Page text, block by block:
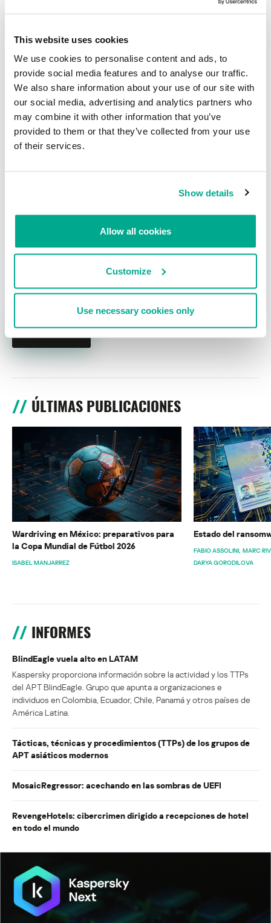
This website uses cookies
We use cookies to personalise content and ads, to
provide social media features and to analyse our traffic.
We also share information about your use of our site with
our social media, advertising and analytics partners who
may combine it with other information that you’ve
provided to them or that they’ve collected from your use
of their services.
Show details
Allow all cookies
Customize
Use necessary cookies only
SECURITY
Criminales atacan con ransomware a dos
importantes empresas españolas: Everis y
Cadena SER
Correo electrónico
ÚLTIMAS PUBLICACIONES
Wardriving en México: preparativos para
la Copa Mundial de Fútbol 2026
ISABEL MANJARREZ
Estado del
FABIO ASSOLINI MARC
DARYA GORODILOVA
INFORMES
BlindEagle vuela alto en LATAM
Kaspersky proporciona información sobre la actividad y los TTPs
del APT BlindEagle. Grupo que apunta a organizaciones e
individuos en Colombia, Ecuador, Chile, Panamá y otros países de
América Latina.
Tácticas, técnicas y procedimientos (TTPs) de los grupos de
APT asiáticos modernos
MosaicRegressor: acechando en las sombras de UEFI
RevengeHotels: cibercrimen dirigido a recepciones de hotel
en todo el mundo